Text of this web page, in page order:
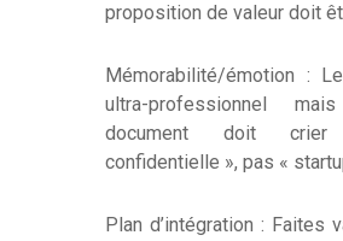
proposition de valeur doit
Mémorabilité/émotion :
ultra-professionnel
document doit
confidentielle », pas «
Plan d’intégration : Faites